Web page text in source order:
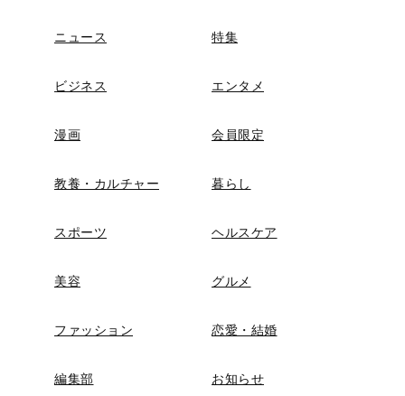
ニュース 特集
ビジネス エンタメ
漫画 会員限定
教養・カルチャー 暮らし
スポーツ ヘルスケア
美容 グルメ
ファッション 恋愛・結婚
編集部 お知らせ